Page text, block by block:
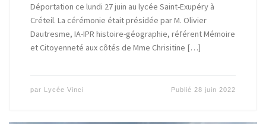
Déportation ce lundi 27 juin au lycée Saint-Exupéry à
Créteil. La cérémonie était présidée par M. Olivier
Dautresme, IA-IPR histoire-géographie, référent Mémoire
et Citoyenneté aux côtés de Mme Chrisitine […]
par Lycée Vinci Publié 28 juin 2022